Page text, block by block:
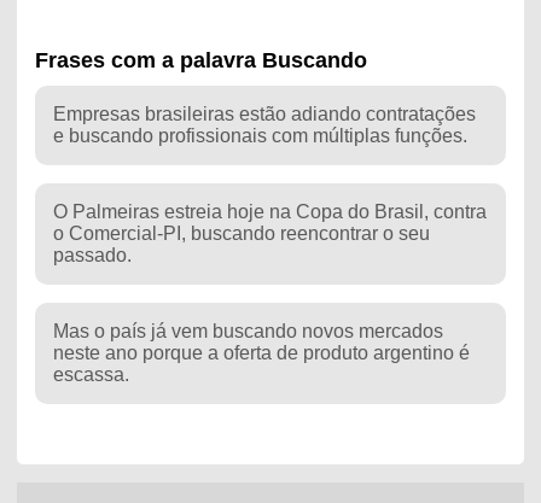
Frases com a palavra Buscando
Empresas brasileiras estão adiando contratações
e buscando profissionais com múltiplas funções.
O Palmeiras estreia hoje na Copa do Brasil, contra
o Comercial-PI, buscando reencontrar o seu
passado.
Mas o país já vem buscando novos mercados
neste ano porque a oferta de produto argentino é
escassa.